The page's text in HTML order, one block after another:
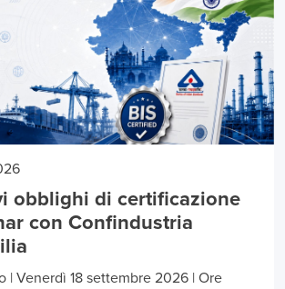
obblighi di certificazione
con Confindustria
| Venerdì 18 settembre 2026 | Ore